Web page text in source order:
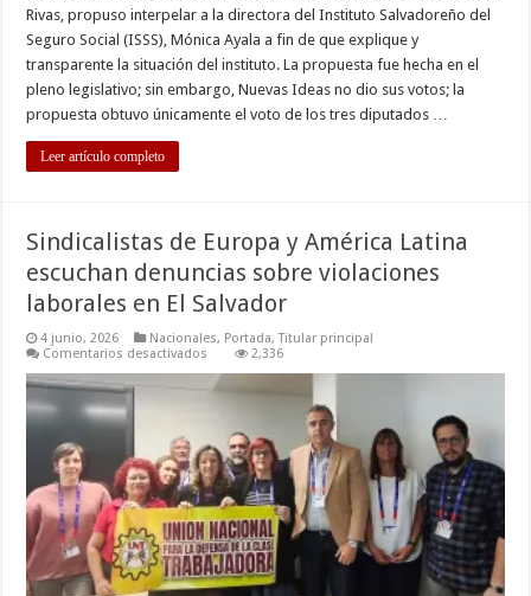
Rivas, propuso interpelar a la directora del Instituto Salvadoreño del
Seguro Social (ISSS), Mónica Ayala a fin de que explique y
transparente la situación del instituto. La propuesta fue hecha en el
pleno legislativo; sin embargo, Nuevas Ideas no dio sus votos; la
propuesta obtuvo únicamente el voto de los tres diputados …
Leer artículo completo
Sindicalistas de Europa y América Latina
escuchan denuncias sobre violaciones
laborales en El Salvador
4 junio, 2026 Nacionales, Portada,Titular principal
Comentarios desactivados
de
Europa
América
Latina
escuchan
denuncias
sobre
violaciones
laborales
en
El
Salvador
2,336